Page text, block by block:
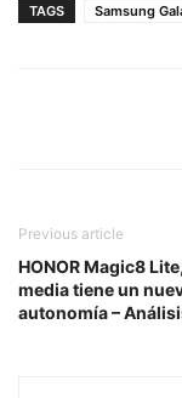
TAGS Samsung
Previous article
HONOR Magic8
media tiene un
autonomía –